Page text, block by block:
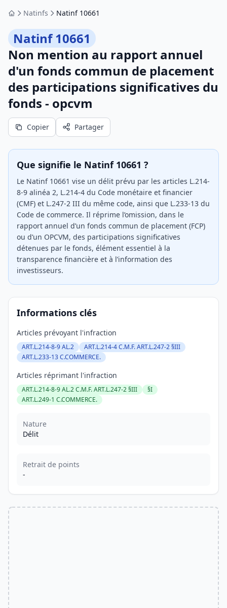
AccueilNatinfs Natinf 10661
Natinf 10661
Non mention au rapport annuel
d'un fonds commun de placement
des participations significatives du
fonds - opcvm
Copier Partager
Que signifie le Natinf 10661 ?
Le Natinf 10661 vise un délit prévu par les articles L.214-
8-9 alinéa 2, L.214-4 du Code monétaire et financier
(CMF) et L.247-2 III du même code, ainsi que L.233-13 du
Code de commerce. Il réprime l’omission, dans le
rapport annuel d’un fonds commun de placement (FCP)
ou d’un OPCVM, des participations significatives
détenues par le fonds, élément essentiel à la
transparence financière et à l’information des
investisseurs.
Informations clés
Articles prévoyant l'infraction
ART.L.214-8-9 AL.2
ART.L.214-4 C.M.F. ART.L.247-2 §III
ART.L.233-13 C.COMMERCE.
Articles réprimant l'infraction
ART.L.214-8-9 AL.2 C.M.F. ART.L.247-2 §III
§I
ART.L.249-1 C.COMMERCE.
Nature
Délit
Retrait de points
-